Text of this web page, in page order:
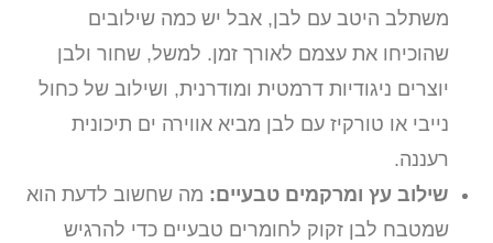
משתלב היטב עם לבן, אבל יש כמה שילובים
שהוכיחו את עצמם לאורך זמן. למשל, שחור ולבן
יוצרים ניגודיות דרמטית ומודרנית, ושילוב של כחול
נייבי או טורקיז עם לבן מביא אווירה ים תיכונית
רעננה.
שילוב עץ ומרקמים טבעיים:מה שחשוב לדעת הוא
שמטבח לבן זקוק לחומרים טבעיים כדי להרגיש